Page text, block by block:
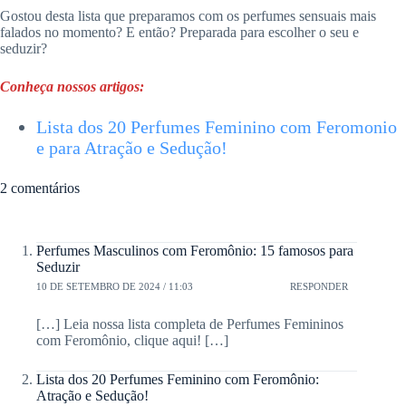
Gostou desta lista que preparamos com os perfumes sensuais mais
falados no momento? E então? Preparada para escolher o seu e
seduzir?
Conheça nossos artigos:
Lista dos 20 Perfumes Feminino com Feromonio
e para Atração e Sedução!
2 comentários
Perfumes Masculinos com Feromônio: 15 famosos para
Seduzir
10 DE SETEMBRO DE 2024 / 11:03 RESPONDER
[…] Leia nossa lista completa de Perfumes Femininos
com Feromônio, clique aqui! […]
Lista dos 20 Perfumes Feminino com Feromônio:
Atração e Sedução!